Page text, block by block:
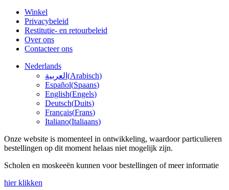
Winkel
Privacybeleid
Restitutie- en retourbeleid
Over ons
Contacteer ons
Nederlands
العربية (Arabisch)
Español(Spaans)
English(Engels)
Deutsch(Duits)
Français(Frans)
Italiano(Italiaans)
Onze website is momenteel in ontwikkeling, waardoor particulieren
bestellingen op dit moment helaas niet mogelijk zijn.
Scholen en moskeeën kunnen voor bestellingen of meer informatie
hier klikken